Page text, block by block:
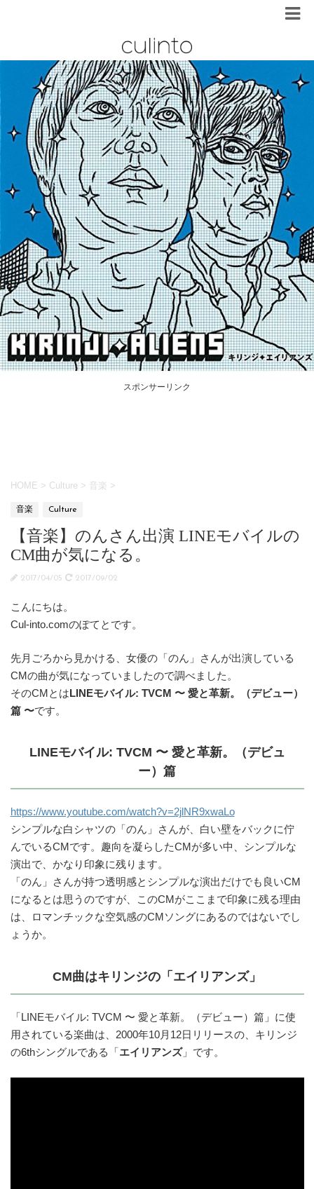
スポンサーリンク
HOME > Culture > 音楽 >
音楽 Culture
【音楽】のんさん出演 LINEモバイルの
CM曲が気になる。
2017/04/05 2017/09/02
こんにちは。
Cul-into.comのぽてとです。
先月ごろから見かける、女優の「のん」さんが出演している
CMの曲が気になっていましたので調べました。
そのCMとは LINEモバイル: TVCM 〜 愛と革新。（デビュー）
篇 〜です。
LINEモバイル: TVCM 〜 愛と革新。（デビュ
ー）篇
https://www.youtube.com/watch?v=2jlNR9xwaLo
シンプルな白シャツの「のん」さんが、白い壁をバックに佇
んでいるCMです。趣向を凝らしたCMが多い中、シンプルな
演出で、かなり印象に残ります。
「のん」さんが持つ透明感とシンプルな演出だけでも良いCM
になるとは思うのですが、このCMがここまで印象に残る理由
は、ロマンチックな空気感のCMソングにあるのではないでし
ょうか。
CM曲はキリンジの 「エイリアンズ」
「LINEモバイル: TVCM 〜 愛と革新。（デビュー）篇」に使
用されている楽曲は、2000年10月12日リリースの、キリンジ
の6thシングルである「エイリアンズ」です。